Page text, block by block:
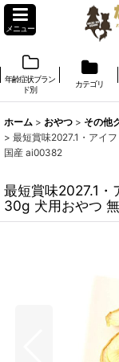
メニュー
年齢症状ブラン
ド別
カテゴリ
ホーム > おやつ > その他
> 最短賞味2027.1・アイ
国産 ai00382
最短賞味2027.1・
30g 犬用おやつ